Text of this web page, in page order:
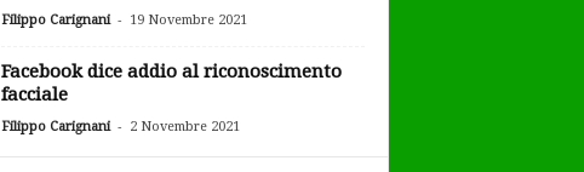
Filippo Carignani - 19 Novembre 2021
Facebook dice addio al riconoscimento
facciale
Filippo Carignani - 2 Novembre 2021